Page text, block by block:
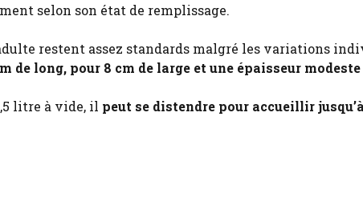
selon son état de remplissage.
restent assez standards malgré les variations
de long, pour 8 cm de large et une épaisseur modeste
litre à vide, il peut se distendre pour accueillir